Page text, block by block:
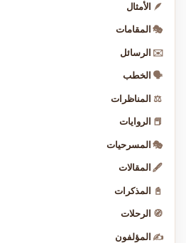
🪶 الأمثال
🎭 المقامات
✉️ الرسائل
🗣️ الخطب
⚖️ المناظرات
📕 الروايات
🎭 المسرحيات
🖋️ المقالات
📓 المذكرات
🧭 الرحلات
✍️ المؤلفون